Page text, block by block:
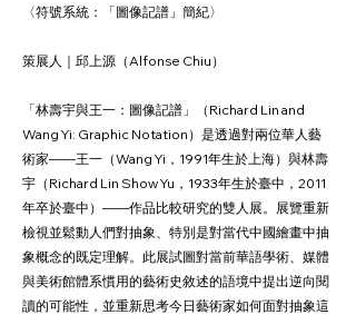
〈符號系統：「圖像記譜」簡紀〉
策展人｜邱上源（Alfonse Chiu）
「林壽宇與王一：圖像記譜」（Richard Lin and
Wang Yi: Graphic Notation）是透過對兩位華人藝
術家——王一（Wang Yi，1991年生於上海）與林壽
宇（Richard Lin Show Yu，1933年生於臺中，2011
年卒於臺中）——作品比較研究的雙人展。展覽重新
檢視並鬆動人們對抽象、特別是對當代中國繪畫中抽
象概念的既定理解。此展試圖對當前華語學術、媒體
與美術館體系慣用的藝術史敘述的語境中提出逆向閱
讀的可能性，並重新思考今日藝術家如何面對抽象這